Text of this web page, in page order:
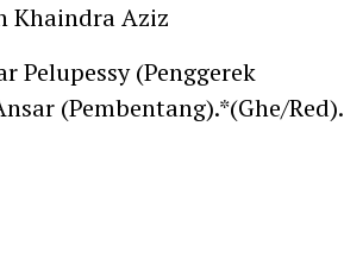
Khaindra Aziz
Pelupessy (Penggerek
(Pembentang).*(Ghe/Red).